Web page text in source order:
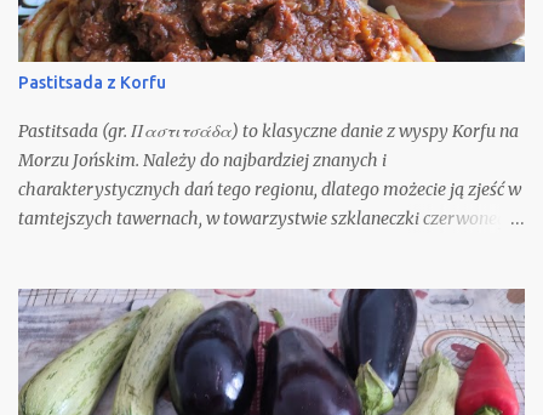
Pastitsada z Korfu
Pastitsada (gr. Παστιτσάδα) to klasyczne danie z wyspy Korfu na
Morzu Jońskim. Należy do najbardziej znanych i
charakterystycznych dań tego regionu, dlatego możecie ją zjeść w
tamtejszych tawernach, w towarzystwie szklaneczki czerwonego
są ogólnie i łatwo dostępne. Nie będę się spierać z opinią, że nic nie